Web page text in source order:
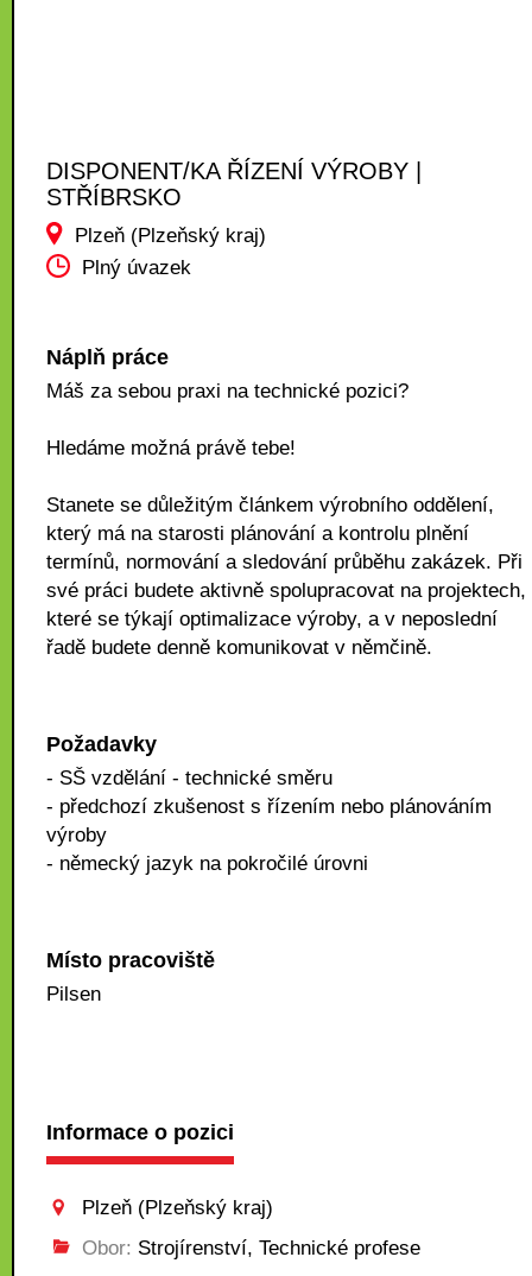
DISPONENT/KA ŘÍZENÍ VÝROBY |
STŘÍBRSKO
Plzeň (Plzeňský kraj)
Plný úvazek
Náplň práce
Máš za sebou praxi na technické pozici?
Hledáme možná právě tebe!
Stanete se důležitým článkem výrobního oddělení,
který má na starosti plánování a kontrolu plnění
termínů, normování a sledování průběhu zakázek. Při
své práci budete aktivně spolupracovat na projektech,
které se týkají optimalizace výroby, a v neposlední
řadě budete denně komunikovat v němčině.
Požadavky
- SŠ vzdělání - technické směru
- předchozí zkušenost s řízením nebo plánováním
výroby
- německý jazyk na pokročilé úrovni
Místo pracoviště
Pilsen
Informace o pozici
Plzeň (Plzeňský kraj)
Obor: Strojírenství, Technické profese